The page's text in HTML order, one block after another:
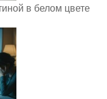
в белом цвете